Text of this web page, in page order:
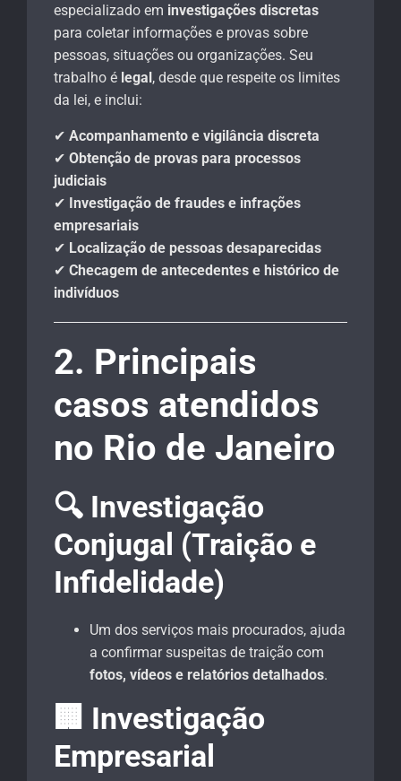
especializado em investigações discretas
para coletar informações e provas sobre
pessoas, situações ou organizações. Seu
trabalho é legal, desde que respeite os limites
da lei, e inclui:
✔ Acompanhamento e vigilância discreta
✔ Obtenção de provas para processos
judiciais
✔ Investigação de fraudes e infrações
empresariais
✔ Localização de pessoas desaparecidas
✔ Checagem de antecedentes e histórico de
indivíduos
2. Principais
casos atendidos
no Rio de Janeiro
🔍 Investigação
Conjugal (Traição e
Infidelidade)
Um dos serviços mais procurados, ajuda
a confirmar suspeitas de traição com
fotos, vídeos e relatórios detalhados.
🏢 Investigação
Empresarial